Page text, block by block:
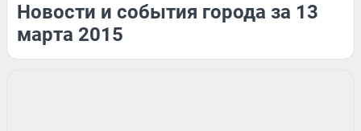
Новости и события города за 13
марта 2015